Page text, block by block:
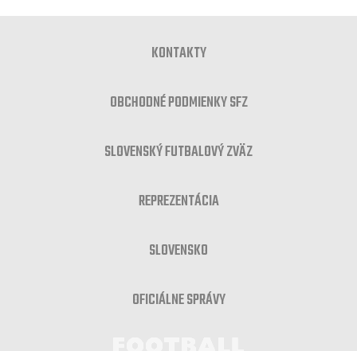
KONTAKTY
OBCHODNÉ PODMIENKY SFZ
SLOVENSKÝ FUTBALOVÝ ZVÄZ
REPREZENTÁCIA
SLOVENSKO
OFICIÁLNE SPRÁVY